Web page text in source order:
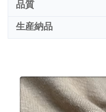
品質
生産納品